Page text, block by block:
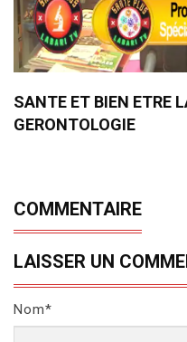
SANTE ET BIEN ETRE
GERONTOLOGIE
COMMENTAIRE
LAISSER UN
Nom*